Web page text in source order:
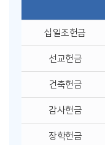
십일조헌금
선교헌금
건축헌금
감사헌금
장학헌금